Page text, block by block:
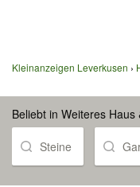
Kleinanzeigen Leverkusen
Beliebt in Weiteres
Steine